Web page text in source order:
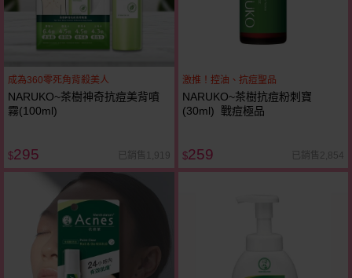
成為360零死角背殺美人
NARUKO~茶樹神奇抗痘美背噴
霧(100ml)
$295 已銷售1,919
激推！控油、抗痘聖品
NARUKO~茶樹抗痘粉刺寶
(30ml) 戰痘極品
$259 已銷售2,854